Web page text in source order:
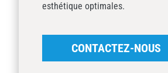
esthétique optimales.
CONTACTEZ-NOUS